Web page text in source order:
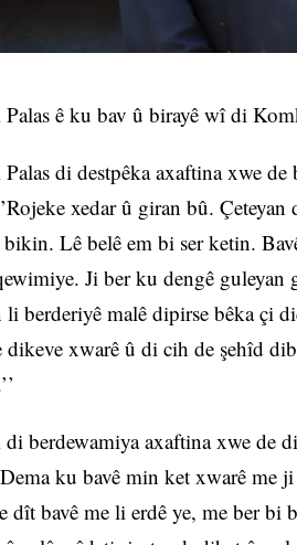
ê ku bav û birayê wî di
di destpêka axaftina xwe
xedar û giran bû.
Lê belê em bi ser ketin.
Ji ber ku dengê
li berderiyê malê dipirse bêka çi
dikeve xwarê û di cih de şehîd
berdewamiya axaftina xwe de
ku bavê min ket xwarê me
dît bavê me li erdê ye, me ber bi